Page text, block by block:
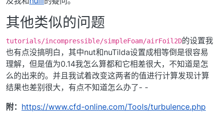
其他类似的问题
tutorials/incompressible/simpleFoam/airFoil2D的设置我
也有点没搞明白，其中nut和nuTilda设置成相等倒是很容易
理解，但是值为0.14我怎么算都和它相差很大，不知道是怎
么的出来的。并且我试着改变这两者的值进行计算发现计算
结果也差别很大，有点不知道怎么办了- -
附： https://www.cfd-online.com/Tools/turbulence.php